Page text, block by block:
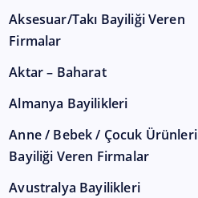
Aksesuar/Takı Bayiliği Veren
Firmalar
Aktar – Baharat
Almanya Bayilikleri
Anne / Bebek / Çocuk Ürünleri
Bayiliği Veren Firmalar
Avustralya Bayilikleri